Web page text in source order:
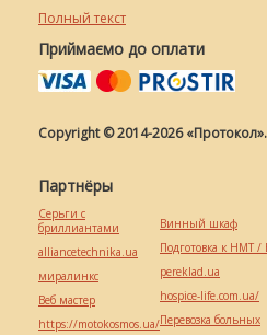
Полный текст
Приймаємо до оплати
Copyright © 2014-2026
Партнёры
Серьги с
бриллиантами
alliancetechnika.ua
миралинкс
Веб мастер
https://motokosmos.ua/
Винный шкаф
Подготовка к НМТ
pereklad.ua
hospice-life.com.ua/
Перевозка больных